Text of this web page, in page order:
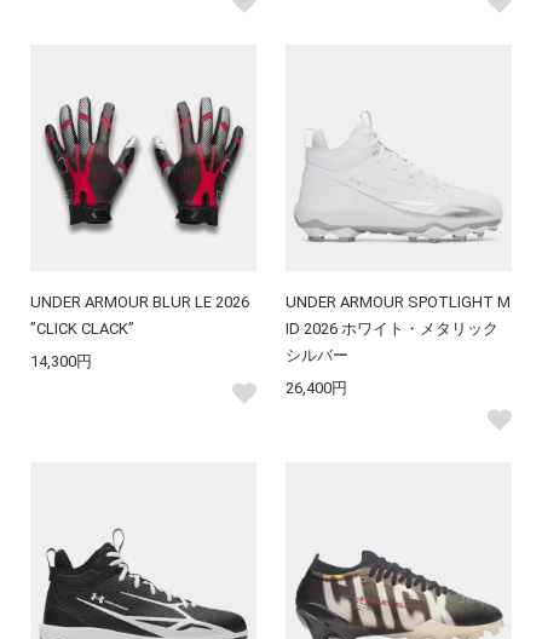
UNDER ARMOUR BLUR LE 2026
”CLICK CLACK”
14,300円
UNDER ARMOUR SPOTLIGHT M
ID 2026 ホワイト・メタリック
シルバー
26,400円